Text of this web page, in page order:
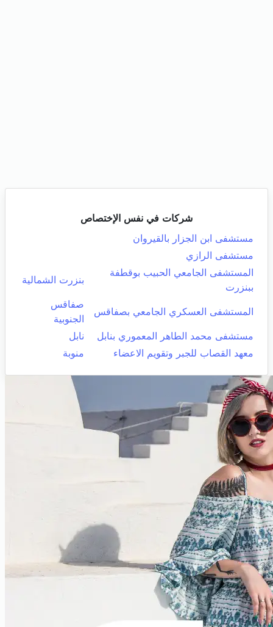
شركات في نفس الإختصاص
مستشفى ابن الجزار بالقيروان
مستشفى الرازي
المستشفى الجامعي الحبيب بوقطفة
ببنزرت
بنزرت الشمالية
المستشفى العسكري الجامعي بصفاقس
صفاقس
الجنوبية
مستشفى محمد الطاهر المعموري بنابل
نابل
معهد القصاب للجبر وتقويم الاعضاء
منوبة